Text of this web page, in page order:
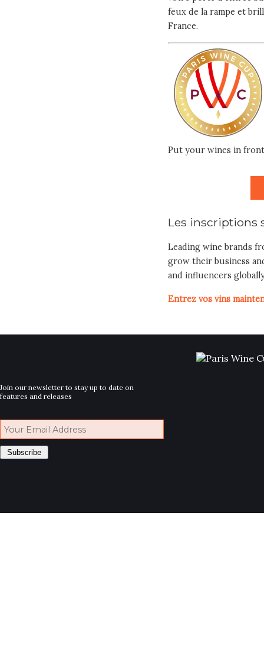
feux de la rampe et
France.
Put your wines in front
Les inscriptions
Leading wine brands
grow their business
and influencers
Entrez vos vins
Join our newsletter to stay up to date on
features and releases